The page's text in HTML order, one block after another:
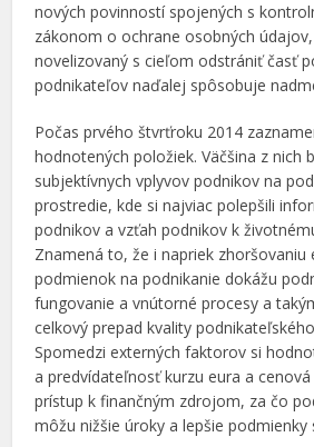
nových povinností spojených s
zákonom o ochrane osobných
novelizovaný s cieľom odstrániť časť
podnikateľov naďalej spôsobuje
Počas prvého štvrťroku 2014
hodnotených položiek. Väčšina z nich
subjektívnych vplyvov podnikov na
prostredie, kde si najviac polepšili
podnikov a vzťah podnikov k
Znamená to, že i napriek zhoršovaniu
podmienok na podnikanie dokážu
fungovanie a vnútorné procesy a
celkový prepad kvality
Spomedzi externých faktorov si
a predvídateľnosť kurzu eura a
prístup k finančným zdrojom, za čo
môžu nižšie úroky a lepšie podmienky